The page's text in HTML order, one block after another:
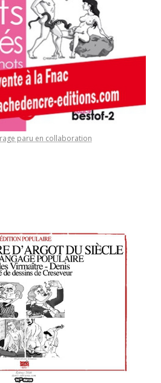
paru en collaboration